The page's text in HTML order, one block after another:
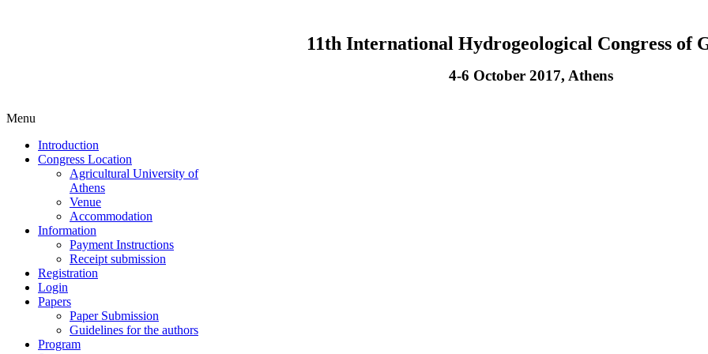
11th International Hydrogeological Congress of
4-6 October 2017, Athens
Menu
Introduction
Congress Location
Agricultural University of
Athens
Venue
Accommodation
Information
Payment Instructions
Receipt submission
Registration
Login
Papers
Paper Submission
Guidelines for the authors
Program